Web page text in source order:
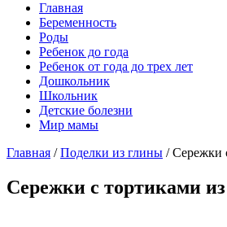
Главная
Беременность
Роды
Ребенок до года
Ребенок от года до трех лет
Дошкольник
Школьник
Детские болезни
Мир мамы
Главная / Поделки из глины / Сережки
Сережки с тортиками